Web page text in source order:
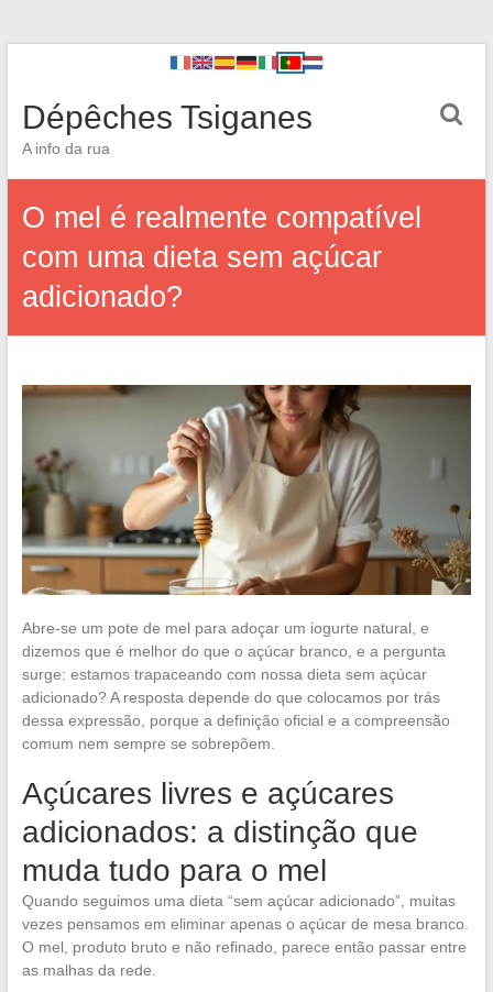
Dépêches Tsiganes
A info da rua
O mel é realmente compatível
com uma dieta sem açúcar
adicionado?
Abre-se um pote de mel para adoçar um iogurte natural, e
dizemos que é melhor do que o açúcar branco, e a pergunta
surge: estamos trapaceando com nossa dieta sem açúcar
adicionado? A resposta depende do que colocamos por trás
dessa expressão, porque a definição oficial e a compreensão
comum nem sempre se sobrepõem.
Açúcares livres e açúcares
adicionados: a distinção que
muda tudo para o mel
Quando seguimos uma dieta “sem açúcar adicionado”, muitas
vezes pensamos em eliminar apenas o açúcar de mesa branco.
O mel, produto bruto e não refinado, parece então passar entre
as malhas da rede.